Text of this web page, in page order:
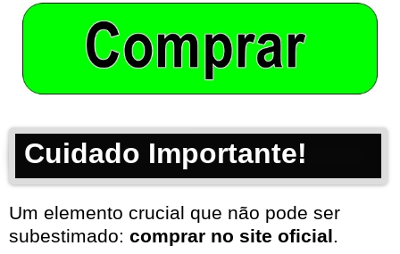
Cuidado Importante!
Um elemento crucial que não pode ser
subestimado: comprar no site oficial.